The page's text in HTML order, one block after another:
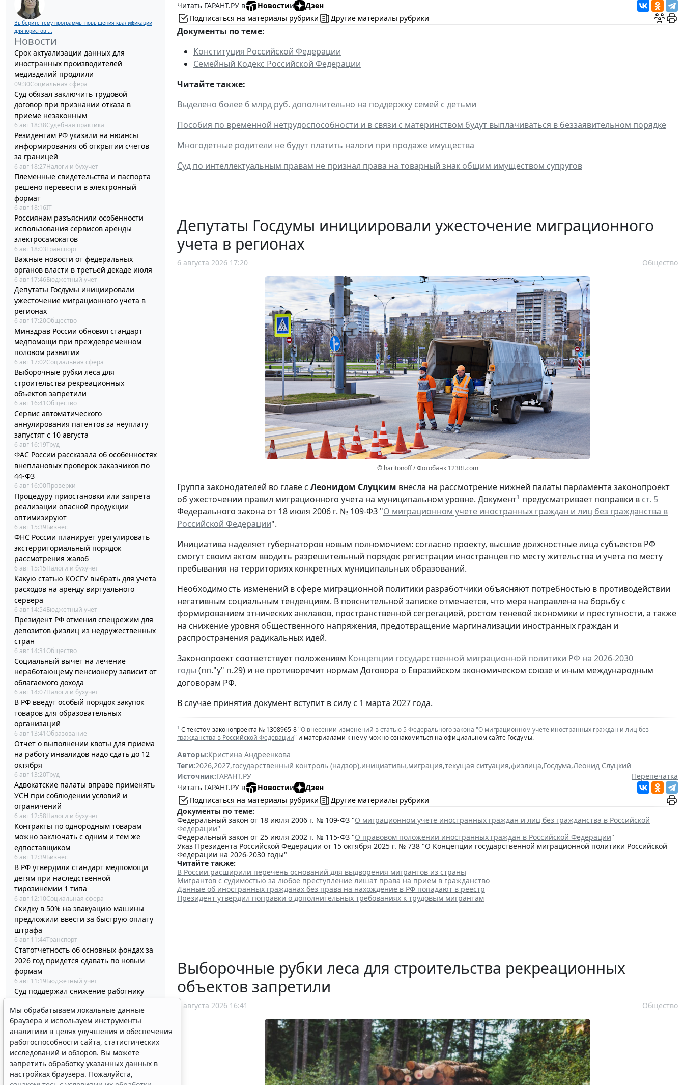
Выберите тему программы повышения квалификации
для юристов ...
Новости
Срок актуализации данных для
иностранных производителей
медизделий продлили
09:30Социальная сфера
Суд обязал заключить трудовой
договор при признании отказа в
приеме незаконным
6 авг 18:38Судебная практика
Резидентам РФ указали на нюансы
информирования об открытии счетов
за границей
6 авг 18:27Налоги и бухучет
Племенные свидетельства и паспорта
решено перевести в электронный
формат
6 авг 18:16IT
Россиянам разъяснили особенности
использования сервисов аренды
электросамокатов
6 авг 18:03Транспорт
Важные новости от федеральных
органов власти в третьей декаде июля
6 авг 17:46Бюджетный учет
Депутаты Госдумы инициировали
ужесточение миграционного учета в
регионах
6 авг 17:20Общество
Минздрав России обновил стандарт
медпомощи при преждевременном
половом развитии
6 авг 17:02Социальная сфера
Выборочные рубки леса для
строительства рекреационных
объектов запретили
6 авг 16:41 Общество
Сервис автоматического
аннулирования патентов за неуплату
запустят с 10 августа
6 авг 16:19Труд
ФАС России рассказала об особенностях
внеплановых проверок заказчиков по
44-ФЗ
6 авг 16:00Проверки
Процедуру приостановки или запрета
реализации опасной продукции
оптимизируют
6 авг 15:39Бизнес
ФНС России планирует урегулировать
экстерриториальный порядок
рассмотрения жалоб
6 авг 15:15Налоги и бухучет
Какую статью КОСГУ выбрать для учета
расходов на аренду виртуального
сервера
6 авг 14:54Бюджетный учет
Президент РФ отменил спецрежим для
депозитов физлиц из недружественных
стран
6 авг 14:31 Общество
Социальный вычет на лечение
неработающему пенсионеру зависит от
облагаемого дохода
6 авг 14:07Налоги и бухучет
В РФ введут особый порядок закупок
товаров для образовательных
организаций
6 авг 13:41 Образование
Отчет о выполнении квоты для приема
на работу инвалидов надо сдать до 12
октября
6 авг 13:20Труд
Адвокатские палаты вправе применять
УСН при соблюдении условий и
ограничений
6 авг 12:58Налоги и бухучет
Контракты по однородным товарам
можно заключать с одним и тем же
едпоставщиком
6 авг 12:39Бизнес
В РФ утвердили стандарт медпомощи
детям при наследственной
тирозинемии 1 типа
6 авг 12:10Социальная сфера
Скидку в 50% на эвакуацию машины
предложили ввести за быструю оплату
штрафа
6 авг 11:44Транспорт
Статотчетность об основных фондах за
2026 год придется сдавать по новым
формам
6 авг 11:19Бюджетный учет
Суд поддержал снижение работнику
празднику
6 авг 10:58Судебная практика
Бензин экологических классов
Евро-2/3/4 разрешили продавать до 1
июля 2027 года
6 авг 10:33 Транспорт
Минстрой России разъяснил порядок
Читать ГАРАНТ.РУ в
Новостии
Дзен
Подписаться на материалы рубрики
Другие материалы рубрики
Документы по теме:
Конституция Российской Федерации
Семейный Кодекс Российской Федерации
Читайте также:
Выделено более 6 млрд руб. дополнительно на поддержку семей с детьми
Пособия по временной нетрудоспособности и в связи с материнством будут выплачиваться в беззаявительном порядке
Многодетные родители не будут платить налоги при продаже имущества
Суд по интеллектуальным правам не признал права на товарный знак общим имуществом супругов
Депутаты Госдумы инициировали ужесточение миграционного
учета в регионах
6 августа 2026 17:20 Общество
© haritonoff / Фотобанк 123RF.com
Группа законодателей во главе с Леонидом Слуцким внесла на рассмотрение нижней палаты парламента законопроект
об ужесточении правил миграционного учета на муниципальном уровне. Документ1 предусматривает поправки в ст. 5
Федерального закона от 18 июля 2006 г. № 109-ФЗ "О миграционном учете иностранных граждан и лиц без гражданства в
Российской Федерации".
Инициатива наделяет губернаторов новым полномочием: согласно проекту, высшие должностные лица субъектов РФ
смогут своим актом вводить разрешительный порядок регистрации иностранцев по месту жительства и учета по месту
пребывания на территориях конкретных муниципальных образований.
Необходимость изменений в сфере миграционной политики разработчики объясняют потребностью в противодействии
негативным социальным тенденциям. В пояснительной записке отмечается, что мера направлена на борьбу с
формированием этнических анклавов, пространственной сегрегацией, ростом теневой экономики и преступности, а также
на снижение уровня общественного напряжения, предотвращение маргинализации иностранных граждан и
распространения радикальных идей.
Законопроект соответствует положениям Концепции государственной миграционной политики РФ на 2026-2030
годы (пп."у" п.29) и не противоречит нормам Договора о Евразийском экономическом союзе и иным международным
договорам РФ.
В случае принятия документ вступит в силу с 1 марта 2027 года.
1 С текстом законопроекта № 1308965-8 "О внесении изменений в статью 5 Федерального закона "О миграционном учете иностранных граждан и лиц без
гражданства в Российской Федерации" и материалами к нему можно ознакомиться на официальном сайте Госдумы.
Авторы:Кристина Андреенкова
Теги:2026,2027,государственный контроль (надзор),инициативы,миграция,текущая ситуация,физлица,Госдума,Леонид Слуцкий
Источник:ГАРАНТ.РУ
Перепечатка
Читать ГАРАНТ.РУ в
Новостии
Дзен
Подписаться на материалы рубрики
Другие материалы рубрики
Документы по теме:
Федеральный закон от 18 июля 2006 г. № 109-ФЗ "О миграционном учете иностранных граждан и лиц без гражданства в Российской
Федерации"
Федеральный закон от 25 июля 2002 г. № 115-ФЗ "О правовом положении иностранных граждан в Российской Федерации"
Указ Президента Российской Федерации от 15 октября 2025 г. № 738 "О Концепции государственной миграционной политики Российской
Федерации на 2026-2030 годы"
Читайте также:
В России расширили перечень оснований для выдворения мигрантов из страны
Мигрантов с судимостью за любое преступление лишат права на прием в гражданство
Данные об иностранных гражданах без права на нахождение в РФ попадают в реестр
Президент утвердил поправки о дополнительных требованиях к трудовым мигрантам
Выборочные рубки леса для строительства рекреационных
объектов запретили
6 августа 2026 16:41 Общество
Мы обрабатываем локальные данные
браузера и используем инструменты
аналитики в целях улучшения и обеспечения
работоспособности сайта, статистических
исследований и обзоров. Вы можете
запретить обработку указанных данных в
настройках браузера. Пожалуйста,